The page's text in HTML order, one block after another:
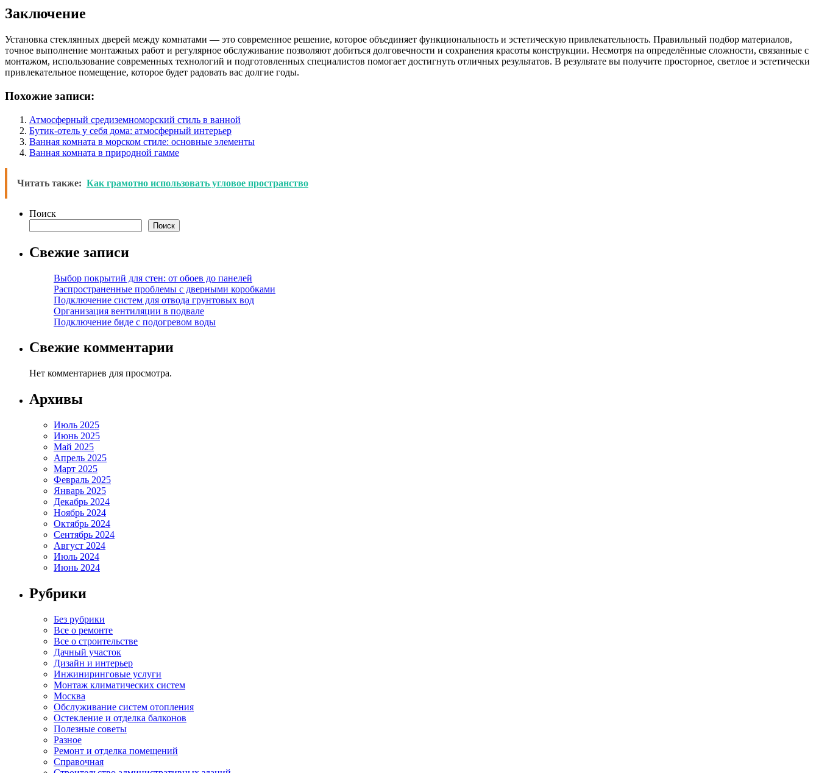
Заключение
Установка стеклянных дверей между комнатами — это современное решение, которое объединяет функциональность и эстетическую привлекательность. Правильный подбор материалов,
точное выполнение монтажных работ и регулярное обслуживание позволяют добиться долговечности и сохранения красоты конструкции. Несмотря на определённые сложности, связанные с
монтажом, использование современных технологий и подготовленных специалистов помогает достигнуть отличных результатов. В результате вы получите просторное, светлое и эстетически
привлекательное помещение, которое будет радовать вас долгие годы.
Похожие записи:
Атмосферный средиземноморский стиль в ванной
Бутик-отель у себя дома: атмосферный интерьер
Ванная комната в морском стиле: основные элементы
Ванная комната в природной гамме
Читать также: Как грамотно использовать угловое пространство
Поиск
Поиск
Свежие записи
Выбор покрытий для стен: от обоев до панелей
Распространенные проблемы с дверными коробками
Подключение систем для отвода грунтовых вод
Организация вентиляции в подвале
Подключение биде с подогревом воды
Свежие комментарии
Нет комментариев для просмотра.
Архивы
Июль 2025
Июнь 2025
Май 2025
Апрель 2025
Март 2025
Февраль 2025
Январь 2025
Декабрь 2024
Ноябрь 2024
Октябрь 2024
Сентябрь 2024
Август 2024
Июль 2024
Июнь 2024
Рубрики
Без рубрики
Все о ремонте
Все о строительстве
Дачный участок
Дизайн и интерьер
Инжиниринговые услуги
Монтаж климатических систем
Москва
Обслуживание систем отопления
Остекление и отделка балконов
Полезные советы
Разное
Ремонт и отделка помещений
Справочная